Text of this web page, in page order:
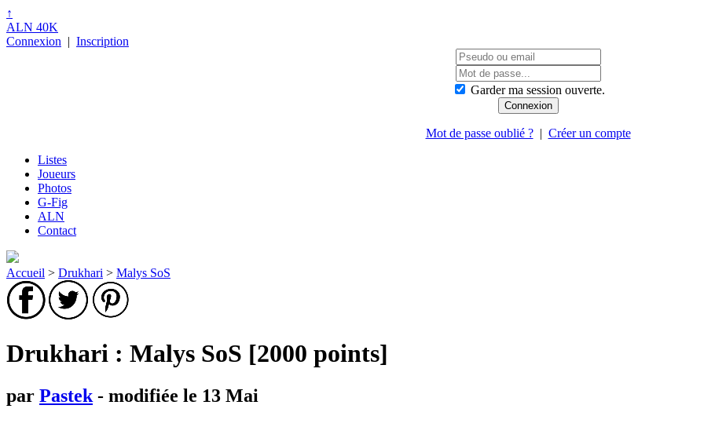
↑
ALN 40K
Connexion | Inscription
Garder ma session ouverte.
Mot de passe oublié ?| Créer un compte
Listes
Joueurs
Photos
G-Fig
ALN
Contact
Accueil > Drukhari > Malys SoS
Drukhari : Malys SoS [2000 points]
par Pastek - modifiée le 13 Mai